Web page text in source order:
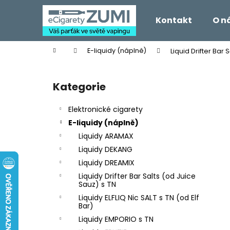
Kontakt O
Domů E-liquidy (náplně) Liquid Drifter Bar
Přeskočit
kategorie
Kategorie
Elektronické cigarety
E-liquidy (náplně)
Liquidy ARAMAX
Liquidy DEKANG
Liquidy DREAMIX
Liquidy Drifter Bar Salts (od Juice
Sauz) s TN
Liquidy ELFLIQ Nic SALT s TN (od Elf
Bar)
Liquidy EMPORIO s TN
í
Zpět
do
Zpět
do